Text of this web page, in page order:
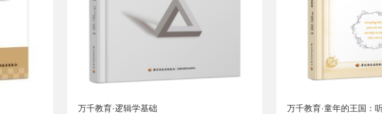
万千教育·逻辑学基础
万千教育·童年的王国：